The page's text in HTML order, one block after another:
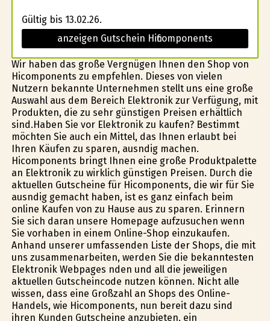
Gültig bis 13.02.26.
anzeigen Gutschein Hificomponents
Wir haben das große Vergnügen Ihnen den Shop von
Hificomponents zu empfehlen. Dieses von vielen
Nutzern bekannte Unternehmen stellt uns eine große
Auswahl aus dem Bereich Elektronik zur Verfügung, mit
Produkten, die zu sehr günstigen Preisen erhältlich
sind.Haben Sie vor Elektronik zu kaufen? Bestimmt
möchten Sie auch ein Mittel, das Ihnen erlaubt bei
Ihren Käufen zu sparen, ausfindig machen.
Hificomponents bringt Ihnen eine große Produktpalette
an Elektronik zu wirklich günstigen Preisen. Durch die
aktuellen Gutscheine für Hificomponents, die wir für Sie
ausfindig gemacht haben, ist es ganz einfach beim
online Kaufen von zu Hause aus zu sparen. Erinnern
Sie sich daran unsere Homepage aufzusuchen wenn
Sie vorhaben in einem Online-Shop einzukaufen.
Anhand unserer umfassenden Liste der Shops, die mit
uns zusammenarbeiten, werden Sie die bekanntesten
Elektronik Webpages finden und all die jeweiligen
aktuellen Gutscheincode nutzen können. Nicht alle
wissen, dass eine Großzahl an Shops des Online-
Handels, wie Hificomponents, nun bereit dazu sind
ihren Kunden Gutscheine anzubieten, ein